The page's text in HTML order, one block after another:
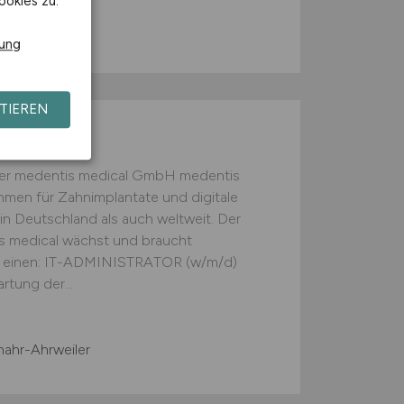
d)
medentis medical GmbH medentis
für Zahnimplantate und digitale
Deutschland als auch weltweit. Der
medical wächst und braucht
IT-ADMINISTRATOR (w/m/d)
der...
Ahrweiler